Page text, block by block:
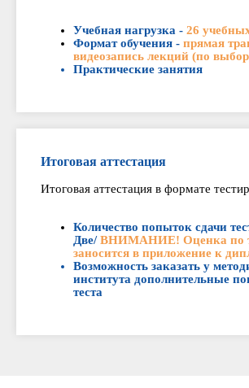
Учебная нагрузка - 26
Формат обучения - прямая
видеозапись лекций (по
Практические занятия
Итоговая аттестация
Итоговая аттестация в формате
Количество попыток сдачи
Две/ВНИМАНИЕ! Оценка по
заносится в приложение к
Возможность заказать у
института дополнительные
теста